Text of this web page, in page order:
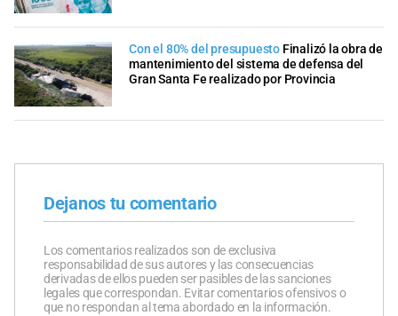
Con el 80% del presupuesto Finalizó la obra de
mantenimiento del sistema de defensa del
Gran Santa Fe realizado por Provincia
Dejanos tu comentario
Los comentarios realizados son de exclusiva
responsabilidad de sus autores y las consecuencias
derivadas de ellos pueden ser pasibles de las sanciones
legales que correspondan. Evitar comentarios ofensivos o
que no respondan al tema abordado en la información.